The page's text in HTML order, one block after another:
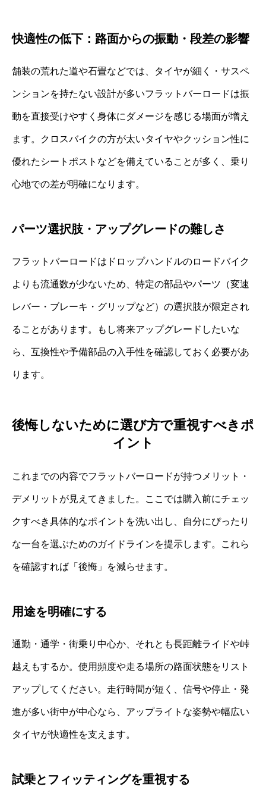
快適性の低下：路面からの振動・段差の影響
舗装の荒れた道や石畳などでは、タイヤが細く・サスペ
ンションを持たない設計が多いフラットバーロードは振
動を直接受けやすく身体にダメージを感じる場面が増え
ます。クロスバイクの方が太いタイヤやクッション性に
優れたシートポストなどを備えていることが多く、乗り
心地での差が明確になります。
パーツ選択肢・アップグレードの難しさ
フラットバーロードはドロップハンドルのロードバイク
よりも流通数が少ないため、特定の部品やパーツ（変速
レバー・ブレーキ・グリップなど）の選択肢が限定され
ることがあります。もし将来アップグレードしたいな
ら、互換性や予備部品の入手性を確認しておく必要があ
ります。
後悔しないために選び方で重視すべきポ
イント
これまでの内容でフラットバーロードが持つメリット・
デメリットが見えてきました。ここでは購入前にチェッ
クすべき具体的なポイントを洗い出し、自分にぴったり
な一台を選ぶためのガイドラインを提示します。これら
を確認すれば「後悔」を減らせます。
用途を明確にする
通勤・通学・街乗り中心か、それとも長距離ライドや峠
越えもするか。使用頻度や走る場所の路面状態をリスト
アップしてください。走行時間が短く、信号や停止・発
進が多い街中が中心なら、アップライトな姿勢や幅広い
タイヤが快適性を支えます。
試乗とフィッティングを重視する